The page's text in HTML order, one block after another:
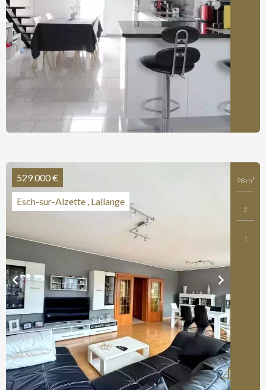
529 000 €
Esch-sur-Alzette , Lallange
98 m²
2
1